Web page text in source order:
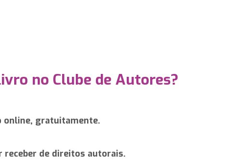
no Clube de Autores?
online, gratuitamente.
receber de direitos autorais.